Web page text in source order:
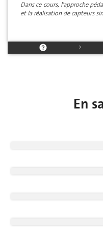
Dans ce cours, l'approche
et la réalisation de capteurs
>
En